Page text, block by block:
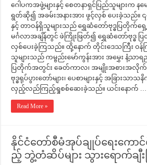
ဂေါပကအဖွဲ့များနှင့် စေတနာရှင်ပြည်သူများက
ရွတ်ဆို၍ အခမ်းအနားအား ဖွင့်လှစ် ပေးခဲ့သည်။ ၎င်
နှင့် တာဝန်ရှိသူများသည် ရွှေဆံတော်ဗုဒ္ဓပြတိုက်ရှေ့
မင်္ဂလာအချိန်တွင် ဖဲကြိုးဖြတ်၍ ရွှေဆံတော်ဗုဒ္ဓ
လှစ်ပေးခဲ့ကြသည်။ ထို့နောက် တိုင်းဒေသကြီး ဝန်က
သူများသည် ကမ္ဗည်းမော်ကွန်းအား အမွှေး နံ့သာရည်
ပြတိုက်အတွင်း ခေတ်ကာလ၊ အမျိုးအစားအလိုက်
ဗုဒ္ဓရုပ်ပွားတော်များ၊ ပေစာများနှင့် အခြားသာသ
လှည့်လည်ကြည့်ရှုစစ်ဆေးခဲ့သည်။ ယင်းနောက် …
Read More »
နိုင်ငံတော်စီမံအုပ်ချုပ်ရေးကေ
ည့် ဘွဲ့တံဆိပ်များ သွားရောက်ချီး